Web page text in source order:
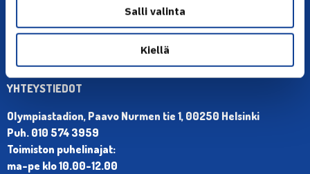
Salli valinta
Kiellä
YHTEYSTIEDOT
Olympiastadion, Paavo Nurmen tie 1, 00250 Helsinki
Puh. 010 574 3959
Toimiston puhelinajat:
ma-pe klo 10.00-12.00